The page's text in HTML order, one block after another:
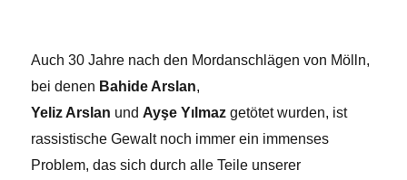
Auch 30 Jahre nach den Mordanschlägen von Mölln,
bei denen Bahide Arslan,
Yeliz Arslan und Ayşe Yılmazgetötet wurden, ist
rassistische Gewalt noch immer ein immenses
Problem, das sich durch alle Teile unserer